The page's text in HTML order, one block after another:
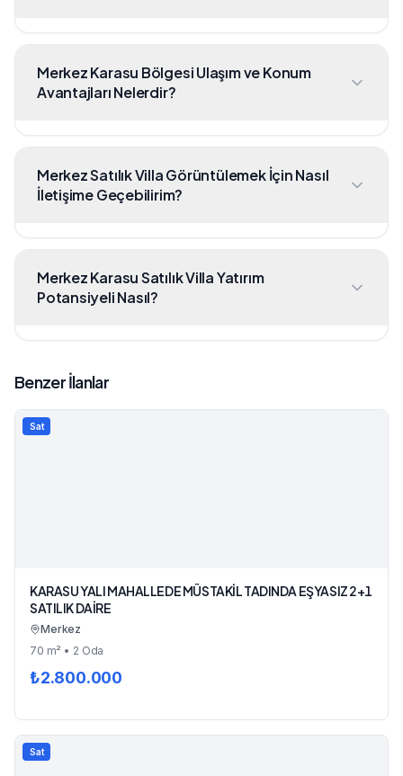
Merkez Karasu Bölgesi Ulaşım ve Konum
Avantajları Nelerdir?
Merkez Satılık Villa Görüntülemek İçin Nasıl
İletişime Geçebilirim?
Merkez Karasu Satılık Villa Yatırım
Potansiyeli Nasıl?
Benzer İlanlar
Sat
KARASU YALI MAHALLEDE MÜSTAKİL TADINDA EŞYASIZ 2+1
SATILIK DAİRE
Merkez
70 m² • 2 Oda
₺2.800.000
Sat